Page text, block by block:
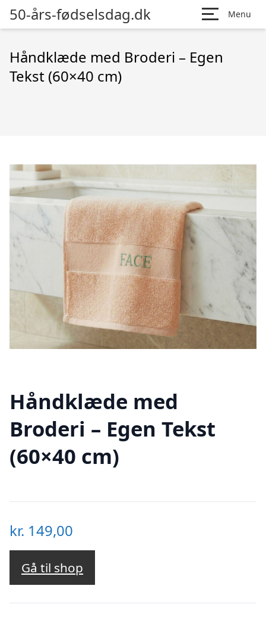
50-års-fødselsdag.dk Menu
Håndklæde med Broderi – Egen
Tekst (60×40 cm)
Håndklæde med
Broderi – Egen Tekst
(60×40 cm)
kr. 149,00
Gå til shop